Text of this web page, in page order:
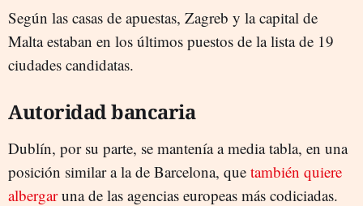
Según las casas de apuestas, Zagreb y la capital de
Malta estaban en los últimos puestos de la lista de 19
ciudades candidatas.
Autoridad bancaria
Dublín, por su parte, se mantenía a media tabla, en una
posición similar a la de Barcelona, que también quiere
albergaruna de las agencias europeas más codiciadas.